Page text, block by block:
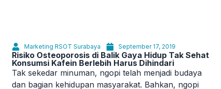
Marketing RSOT Surabaya September 17, 2019
Risiko Osteoporosis di Balik Gaya Hidup Tak Sehat
Konsumsi Kafein Berlebih Harus Dihindari
Tak sekedar minuman, ngopi telah menjadi budaya
dan bagian kehidupan masyarakat. Bahkan, ngopi